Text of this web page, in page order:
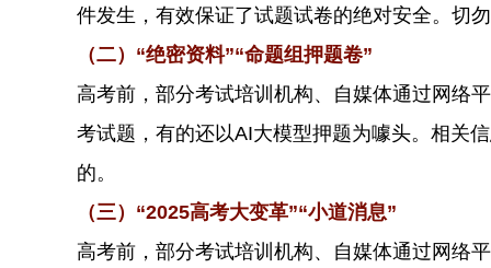
件发生，有效保证了试题试卷的绝对安全。切
（二）“绝密资料”“命题组押题卷”
高考前，部分考试培训机构、自媒体通过网络
考试题，有的还以AI大模型押题为噱头。相关
的。
（三）“2025高考大变革”“小道消息”
高考前，部分考试培训机构、自媒体通过网络